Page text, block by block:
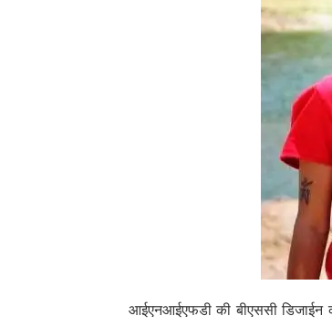
आईएनआईएफडी की बीएससी डिजाईन